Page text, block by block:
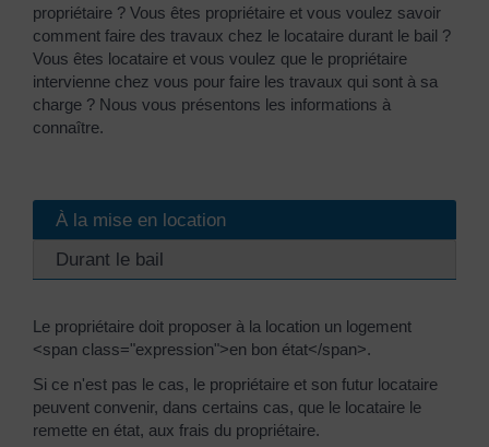
propriétaire ? Vous êtes propriétaire et vous voulez savoir
comment faire des travaux chez le locataire durant le bail ?
Vous êtes locataire et vous voulez que le propriétaire
intervienne chez vous pour faire les travaux qui sont à sa
charge ? Nous vous présentons les informations à
connaître.
À la mise en location
Durant le bail
Le propriétaire doit proposer à la location un logement
<span class="expression">en bon état</span>.
Si ce n'est pas le cas, le propriétaire et son futur locataire
peuvent convenir, dans certains cas, que le locataire le
remette en état, aux frais du propriétaire.